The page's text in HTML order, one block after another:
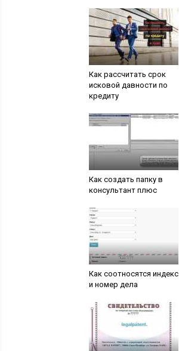
Как рассчитать срок
исковой давности по
кредиту
Как создать папку в
консультант плюс
Как соотносятся индекс
и номер дела